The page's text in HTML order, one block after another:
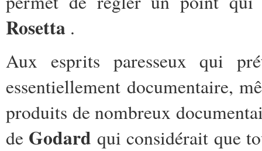
Rosetta .
Aux esprits paresseux qui
essentiellement documentaire,
produits de nombreux
de Godard qui considérait que